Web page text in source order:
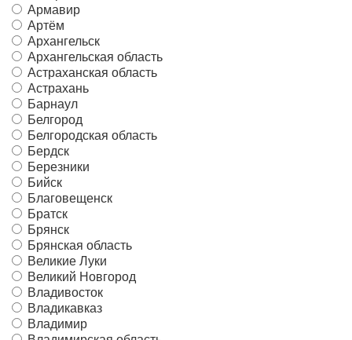
Армавир
Артём
Архангельск
Архангельская область
Астраханская область
Астрахань
Барнаул
Белгород
Белгородская область
Бердск
Березники
Бийск
Благовещенск
Братск
Брянск
Брянская область
Великие Луки
Великий Новгород
Владивосток
Владикавказ
Владимир